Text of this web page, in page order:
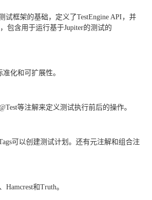
试框架的基础，定义了TestEngine API，并
包含用于运行基于Jupiter的测试的
化和可扩展性。
等注解来定义测试执行前后的操作。
可以创建测试计划。还有元注解和组合注
Hamcrest和Truth。